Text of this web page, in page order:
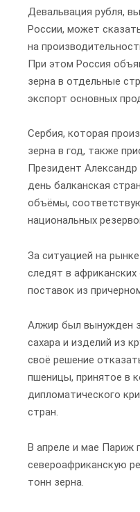
Девальвация рубля,
России, может
на
При этом Россия
зерна в отдельные
экспорт основных
Сербия, которая
зерна в год, также
Президент
день балканская
объёмы,
национальных
За ситуацией на
следят в
поставок из
Алжир был вынужден
сахара и изделий из
своё решение
пшеницы, принятое в
дипломатического
стран.
В апреле и мае Париж
североафриканскую
тонн зерна.